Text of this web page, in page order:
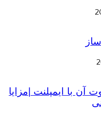
آن با ایمپلنت |مزایا